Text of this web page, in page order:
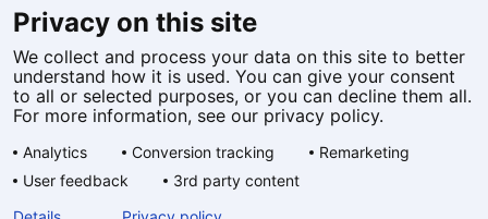
Cookies
Privacy statement
Toegankelijkheid
Algemene voorwaarden
Privacy on this site
We collect and process your data on this site to better
understand how it is used. You can give your consent
to all or selected purposes, or you can decline them all.
For more information, see our privacy policy.
Analytics Conversion tracking
Remarketing
User feedback
3rd party content